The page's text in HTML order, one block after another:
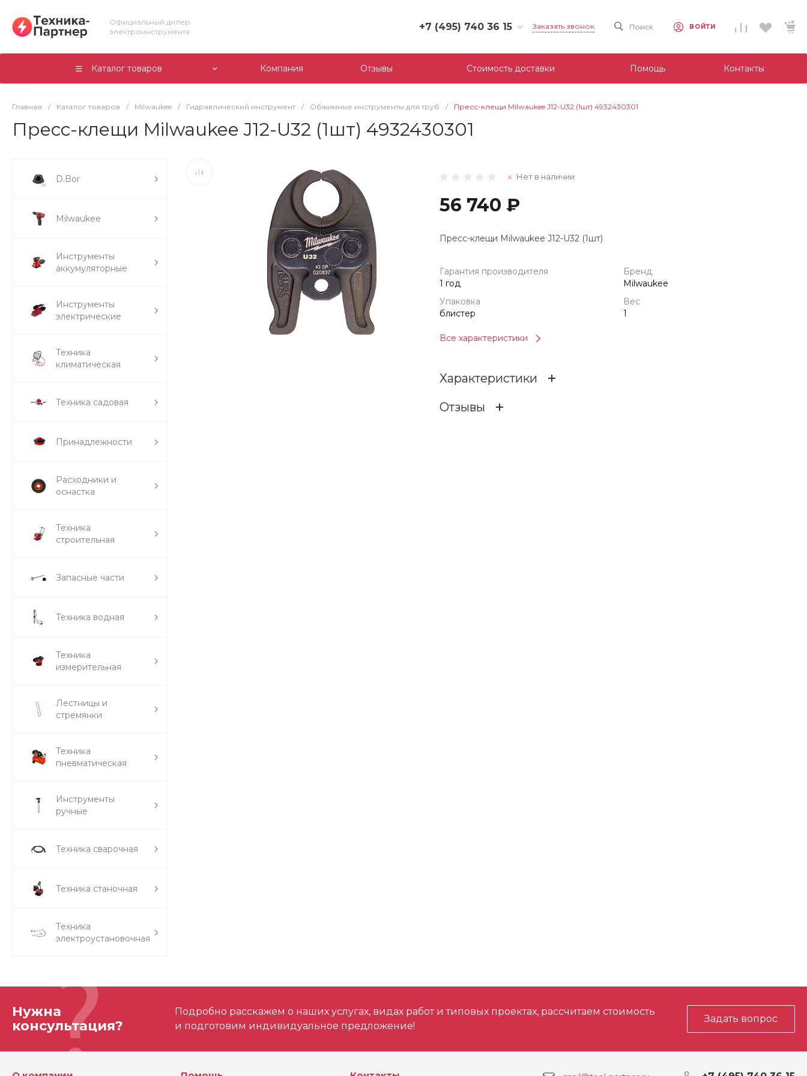
Официальный дилер
электроинструмента
+7 (495) 740 36 15
+7 (495) 740 36 15
г. Москва, Филевский
Заказать звонок Поиск ВОЙТИ
Каталог товаров Компания Отзывы Стоимость доставки Помощь Контакты
Главная / Каталог товаров / Milwaukee / Гидравлический инструмент / Обжимные инструменты для труб / Пресс-клещи Milwaukee J12-U32 (1шт) 4932430301
Пресс-клещи Milwaukee J12-U32 (1шт) 4932430301
D.Bor
Milwaukee
Инструменты
аккумуляторные
Инструменты
электрические
Техника
климатическая
Техника садовая
Принадлежности
Расходники и
оснастка
Техника
строительная
Запасные части
Техника водная
Техника
измерительная
Лестницы и
стремянки
Техника
пневматическая
Инструменты
ручные
Техника сварочная
Техника станочная
Техника
электроустановочная
Нет в наличии
56 740 ₽
Пресс-клещи Milwaukee J12-U32 (1шт)
Гарантия производителя
1 год
Бренд
Milwaukee
Упаковка
блистер
Вес
1
Все характеристики
Характеристики
Отзывы
Нужна
консультация?
Подробно расскажем о наших услугах, видах работ и типовых проектах, рассчитаем стоимость
и подготовим индивидуальное предложение!
Задать вопрос